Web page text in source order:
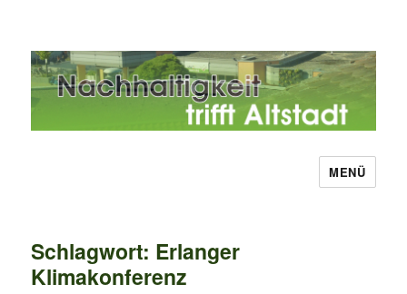
MENÜ
Schlagwort: Erlanger
Klimakonferenz